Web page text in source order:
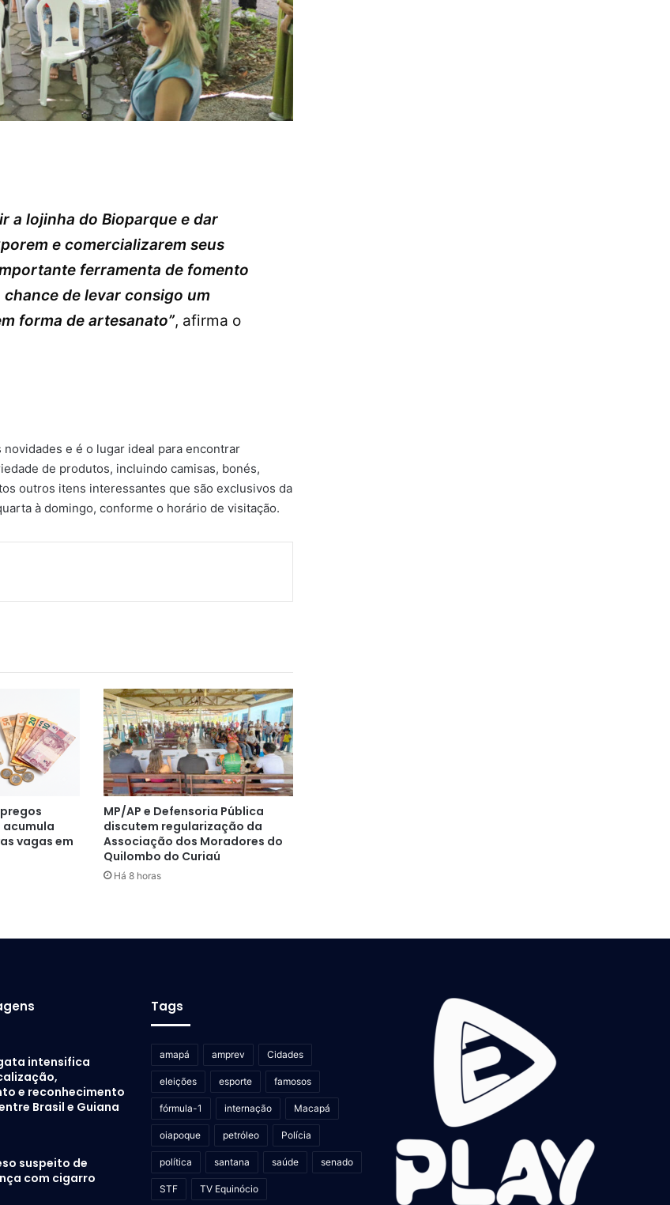
a lojinha do Bioparque e dar
e comercializarem seus
ferramenta de fomento
de levar consigo um
forma de artesanato”, afirma o
e é o lugar ideal para encontrar
de produtos, incluindo camisas, bonés,
outros itens interessantes que são exclusivos da
à domingo, conforme o horário de visitação.
acumula
vagas em
MP/AP e Defensoria Pública
discutem regularização da
Associação dos Moradores do
Quilombo do Curiaú
Há 8 horas
intensifica
e reconhecimento
Brasil e Guiana
suspeito de
com cigarro
Tags
amapá amprev Cidades
eleições esporte famosos
fórmula-1 internação Macapá
oiapoque petróleo Polícia
política santana saúde senado
STF TV Equinócio